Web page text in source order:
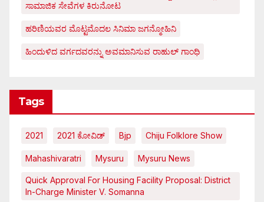
ಸಾಮಾಜಿಕ ಸೇವೆಗಳ ಕಿರುನೋಟ
ಹರಿಣಿಯವರ ಮೊಟ್ಟಮೊದಲ ಸಿನಿಮಾ ಜಗನ್ಮೋಹಿನಿ
ಹಿಂದುಳಿದ ವರ್ಗದವರನ್ನು ಅವಮಾನಿಸುವ ರಾಹುಲ್ ಗಾಂಧಿ
Tags
2021 2021 ಕೋವಿಡ್‌ Bjp Chiju Folklore Show
Mahashivaratri Mysuru Mysuru News
Quick Approval For Housing Facility Proposal: District
In-Charge Minister V. Somanna